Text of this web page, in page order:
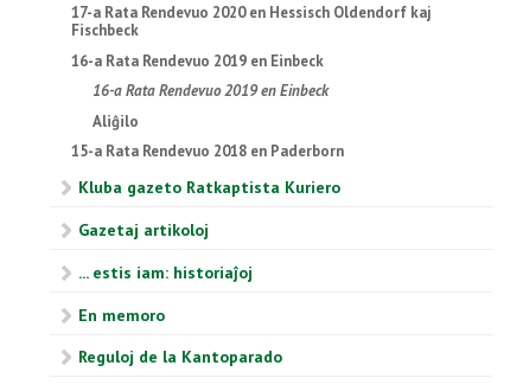
17-a Rata Rendevuo 2020 en Hessisch Oldendorf kaj
Fischbeck
16-a Rata Rendevuo 2019 en Einbeck
16-a Rata Rendevuo 2019 en Einbeck
Aliĝilo
15-a Rata Rendevuo 2018 en Paderborn
Kluba gazeto Ratkaptista Kuriero
Gazetaj artikoloj
... estis iam: historiaĵoj
En memoro
Reguloj de la Kantoparado